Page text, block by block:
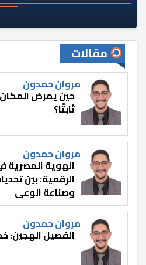
مقالات
مروان حمدون
حين يمرض
ثابتًا؟
مروان حمدون
الهوية المصرية
الرقمية: بين
وصناعة الوعي
مروان حمدون
الفصيل الهجين: